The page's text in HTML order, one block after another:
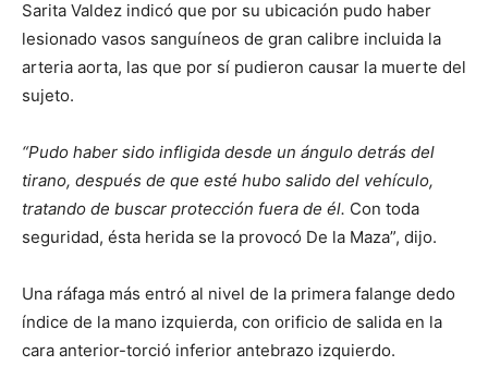
Sarita Valdez indicó que por su ubicación pudo haber
lesionado vasos sanguíneos de gran calibre incluida la
arteria aorta, las que por sí pudieron causar la muerte del
sujeto.
“Pudo haber sido infligida desde un ángulo detrás del
tirano, después de que esté hubo salido del vehículo,
tratando de buscar protección fuera de él. Con toda
seguridad, ésta herida se la provocó De la Maza”, dijo.
Una ráfaga más entró al nivel de la primera falange dedo
índice de la mano izquierda, con orificio de salida en la
cara anterior-torció inferior antebrazo izquierdo.